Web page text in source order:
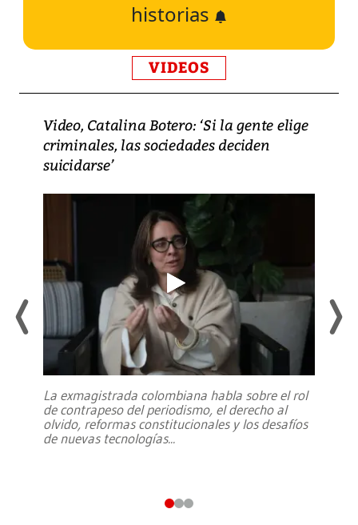
historias
VIDEOS
Video, Catalina Botero: ‘Si la gente elige
criminales, las sociedades deciden
suicidarse’
La exmagistrada colombiana habla sobre el rol
de contrapeso del periodismo, el derecho al
olvido, reformas constitucionales y los desafíos
de nuevas tecnologías...